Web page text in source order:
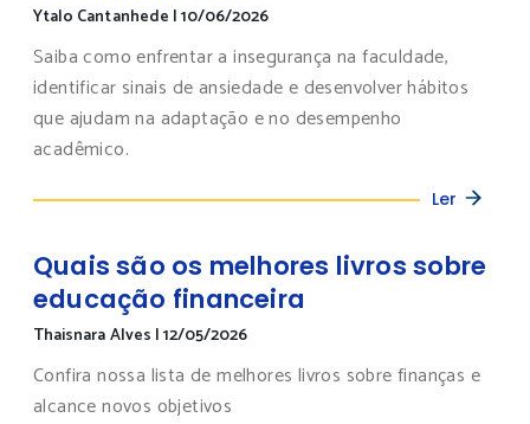
Ytalo Cantanhede |10/06/2026
Saiba como enfrentar a insegurança na faculdade,
identificar sinais de ansiedade e desenvolver hábitos
que ajudam na adaptação e no desempenho
acadêmico.
Ler
Quais são os melhores livros sobre
educação financeira
Thaisnara Alves |12/05/2026
Confira nossa lista de melhores livros sobre finanças e
alcance novos objetivos